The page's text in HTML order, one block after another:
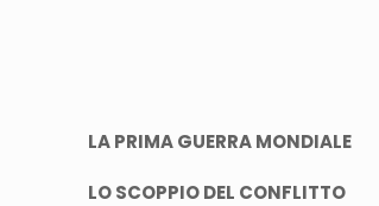
LA PRIMA GUERRA MONDIALE
LO SCOPPIO DEL CONFLITTO